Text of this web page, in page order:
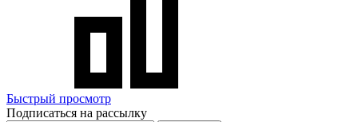
Быстрый просмотр
Подписаться на рассылку